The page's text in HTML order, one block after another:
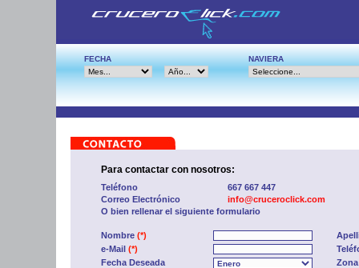
FECHA NAVIERA
Para contactar con nosotros:
Teléfono
667 667 447
Correo Electrónico
info@cruceroclick.com
O bien rellenar el siguiente formulario
Nombre (*)
e-Mail (*)
Fecha Deseada